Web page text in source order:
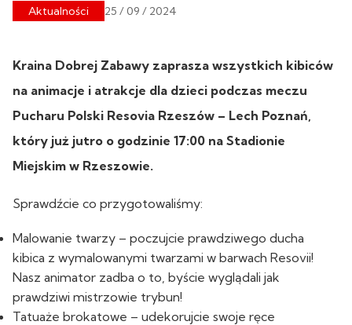
Aktualności 25 / 09 / 2024
Kraina Dobrej Zabawy zaprasza wszystkich kibiców
na animacje i atrakcje dla dzieci podczas meczu
Pucharu Polski Resovia Rzeszów – Lech Poznań,
który już jutro o godzinie 17:00 na Stadionie
Miejskim w Rzeszowie.
Sprawdźcie co przygotowaliśmy:
Malowanie twarzy – poczujcie prawdziwego ducha
kibica z wymalowanymi twarzami w barwach Resovii!
Nasz animator zadba o to, byście wyglądali jak
prawdziwi mistrzowie trybun!
Tatuaże brokatowe – udekorujcie swoje ręce